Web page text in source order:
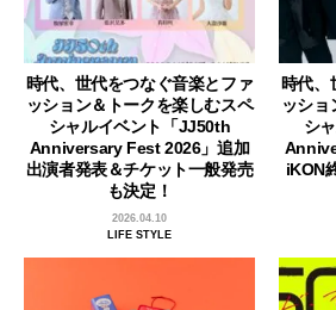
時代、世代をつなぐ音楽とファ
ッション＆トークを楽しむスペ
シャルイベント「JJ50th
Anniversary Fest 2026」追加
出演者発表＆チケット一般発売
も決定！
2026.04.10
LIFE STYLE
時代、
ッショ
シ
iKON